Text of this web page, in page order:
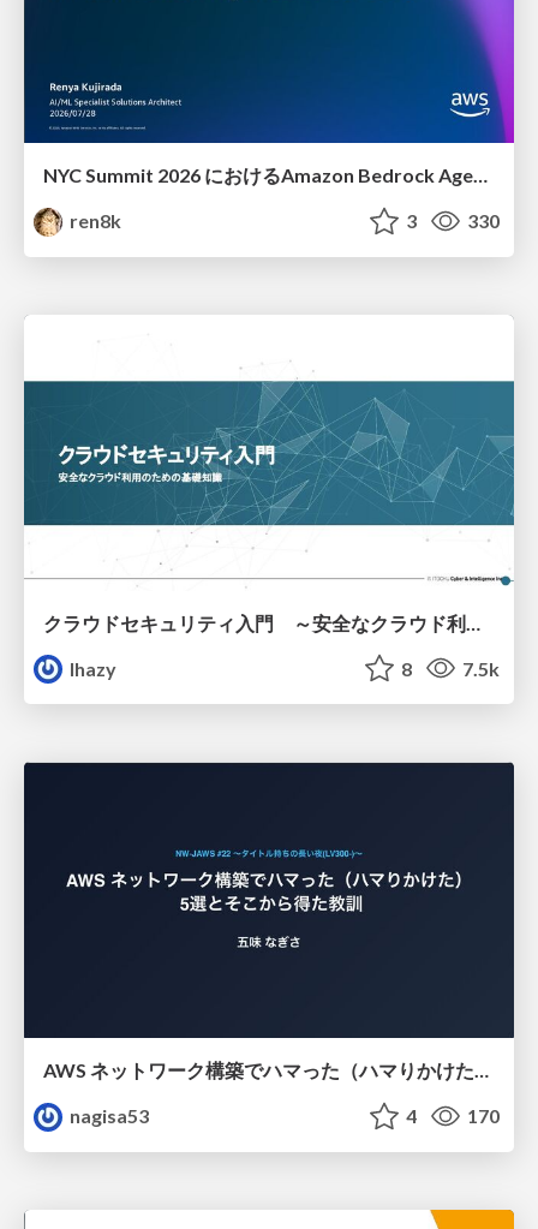
NYC Summit 2026 における Amazon Bedrock AgentCore のアップデート
ren8k
3 330
lhazy
8 7.5k
AWS ネットワーク構築でハマった（ハマりかけた） 5選とそこから得た教訓
nagisa53
4 170